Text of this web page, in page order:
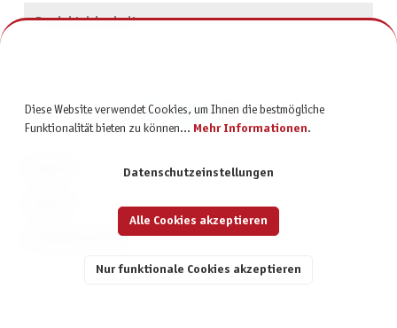
Produktsicherheit
INFORMATIONEN
Diese Website verwendet Cookies, um Ihnen die bestmögliche
Funktionalität bieten zu können... Mehr Informationen.
Datenschutzeinstellungen
Nur funktionale Cookies akzeptieren
Alle Cookies akzeptieren